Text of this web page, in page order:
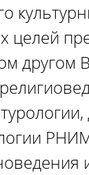
целей
другом